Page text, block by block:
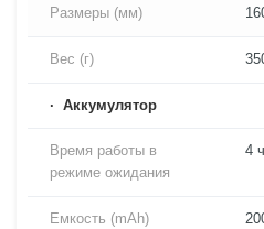
Размеры (мм)
Вес (г)
Аккумулятор
Время работы в
режиме ожидания
4
Емкость (mAh)